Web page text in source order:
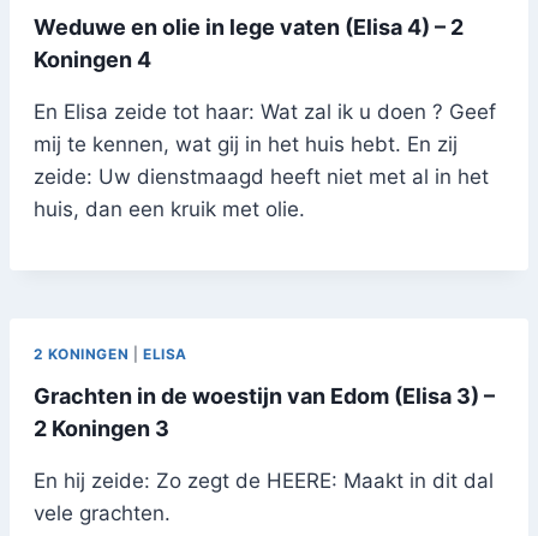
Weduwe en olie in lege vaten (Elisa 4) – 2
Koningen 4
En Elisa zeide tot haar: Wat zal ik u doen ? Geef
mij te kennen, wat gij in het huis hebt. En zij
zeide: Uw dienstmaagd heeft niet met al in het
huis, dan een kruik met olie.
2 KONINGEN |ELISA
Grachten in de woestijn van Edom (Elisa 3) –
2 Koningen 3
En hij zeide: Zo zegt de HEERE: Maakt in dit dal
vele grachten.